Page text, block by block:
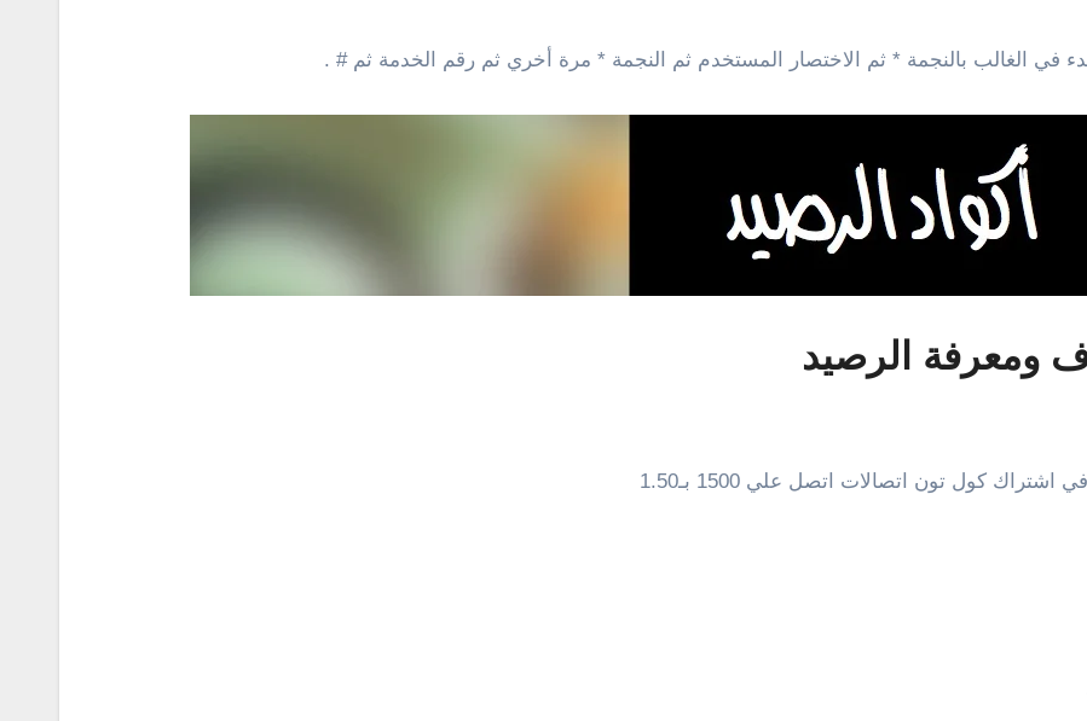
في الغالب بالنجمة * ثم الاختصار المستخدم ثم النجمة * مرة أخري ثم رقم الخدمة ثم # .
ومعرفة الرصيد